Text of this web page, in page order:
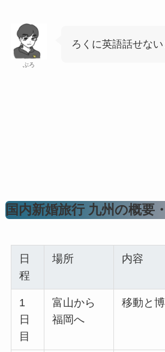
ぶろ
ろくに英語話せな
国内新婚旅行 九州の概要
日
程
場所 内容
1
日
目
富山から
福岡へ
移動と